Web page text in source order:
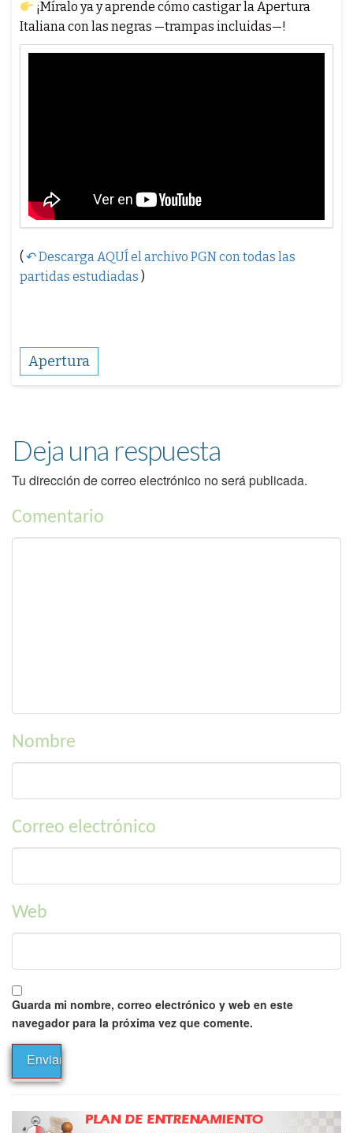
¡Míralo ya y aprende cómo castigar la Apertura
Italiana con las negras —trampas incluidas—!
( ↶ Descarga AQUÍ el archivo PGN con todas las
partidas estudiadas )
Apertura
Deja una respuesta
Tu dirección de correo electrónico no será publicada.
Comentario
Nombre
Correo electrónico
Web
Guarda mi nombre, correo electrónico y web en este
navegador para la próxima vez que comente.